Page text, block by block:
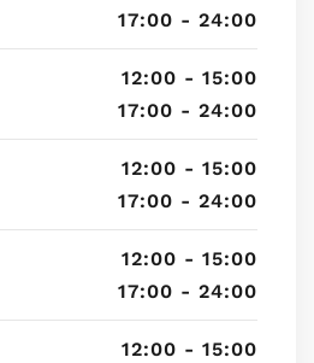
17:00 - 24:00
12:00 - 15:00
17:00 - 24:00
12:00 - 15:00
17:00 - 24:00
12:00 - 15:00
17:00 - 24:00
12:00 - 15:00